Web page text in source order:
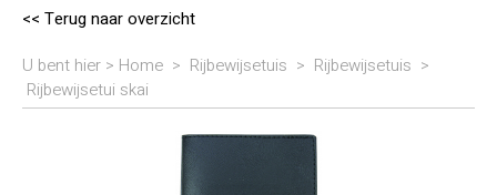
<< Terug naar overzicht
U bent hier > Home > Rijbewijsetuis > Rijbewijsetuis >
Rijbewijsetui skai